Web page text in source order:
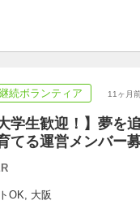
続ボランティア 11ヶ月
学生歓迎！】夢を
てる運営メンバー募
OK, 大阪